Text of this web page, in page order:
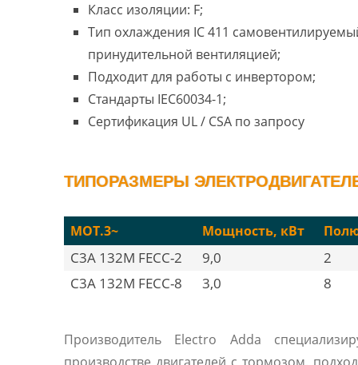
Класс изоляции: F;
Тип охлаждения IC 411
принудительной вентиляцией;
Подходит для работы с инвертором;
Стандарты IEC60034-1;
Сертификация UL / CSA по запросу
ТИПОРАЗМЕРЫ
MOT.3~ Мощность, кВт
C3A 132M FECC-2 9,0
2
C3A 132M FECC-8
3,0 8
Производитель Electro Adda